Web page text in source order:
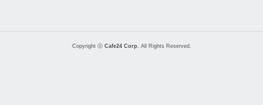
Copyright ⓒ Cafe24 Corp. All Rights Reserved.